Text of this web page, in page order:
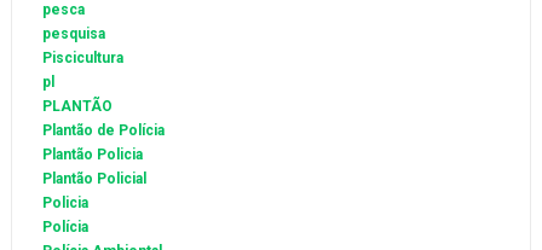
pesca
pesquisa
Piscicultura
pl
PLANTÃO
Plantão de Polícia
Plantão Policia
Plantão Policial
Policia
Polícia